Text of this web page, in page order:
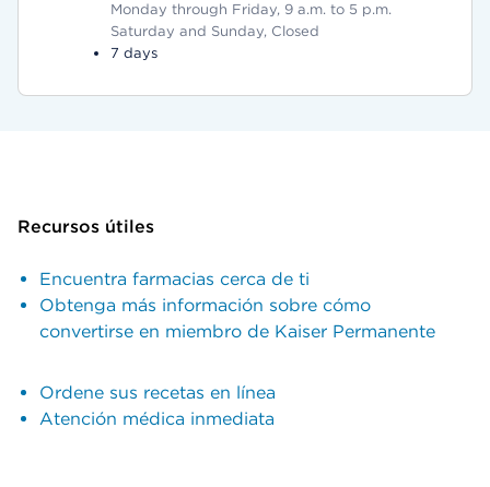
Monday through Friday, 9 a.m. to 5 p.m.
Saturday and Sunday, Closed
7 days
Recursos útiles
Encuentra farmacias cerca de ti
Obtenga más información sobre cómo
convertirse en miembro de Kaiser Permanente
Ordene sus recetas en línea
Atención médica inmediata